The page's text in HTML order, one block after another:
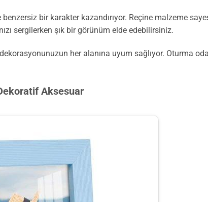
bir karakter kazandırıyor. Reçine malzeme
sergilerken şık bir görünüm elde edebilirsiniz.
her alanına uyum sağlıyor. Oturma
Aksesuar